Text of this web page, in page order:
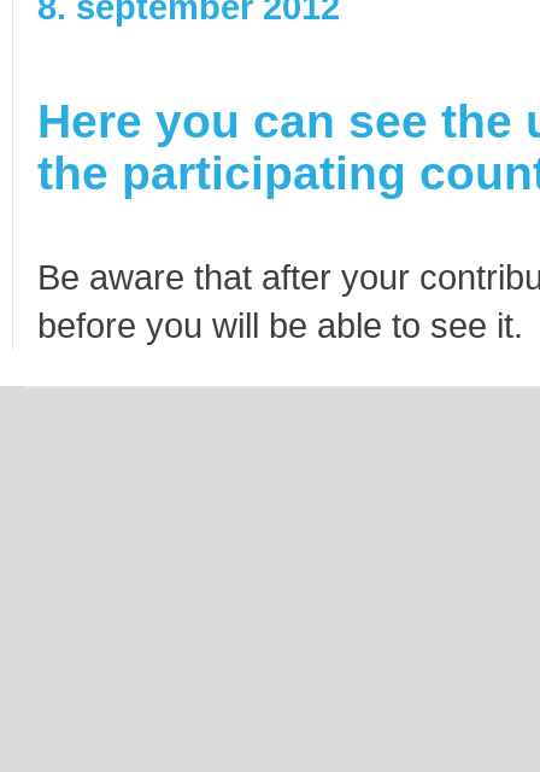
Here you can see
the participating
Be aware that after your
before you will be able to see it.